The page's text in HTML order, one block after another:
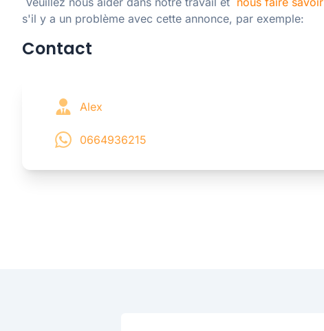
s'il y a un problème avec cette annonce, par exemple:
Contact
Alex
0664936215